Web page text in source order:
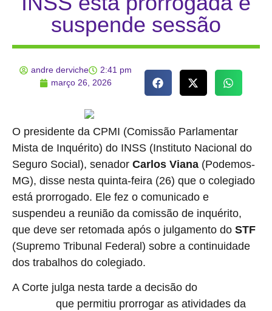
suspende sessão
andre derviche
2:41 pm
março 26, 2026
O presidente da CPMI (Comissão Parlamentar
Mista de Inquérito) do INSS (Instituto Nacional do
Seguro Social), senador Carlos Viana (Podemos-
MG), disse nesta quinta-feira (26) que o colegiado
está prorrogado. Ele fez o comunicado e
suspendeu a reunião da comissão de inquérito,
que deve ser retomada após o julgamento do STF
(Supremo Tribunal Federal) sobre a continuidade
dos trabalhos do colegiado.
A Corte julga nesta tarde a decisão do
que permitiu prorrogar as atividades da